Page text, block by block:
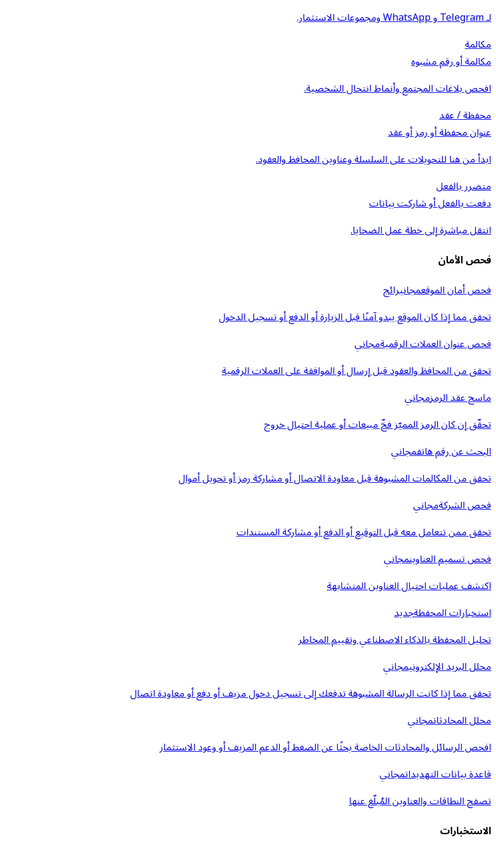
لـ Telegram و WhatsApp ومجموعات الاستثمار.
مكالمة
مكالمة أو رقم مشبوه
افحص بلاغات المجتمع وأنماط انتحال الشخصية.
محفظة / عقد
عنوان محفظة أو رمز أو عقد
ابدأ من هنا للتحويلات على السلسلة وعناوين المحافظ والعقود.
متضرر بالفعل
دفعت بالفعل أو شاركت بيانات
انتقل مباشرة إلى خطة عمل الضحايا.
فحص الأمان
فحص أمان الموقعمجانيرائج
تحقق مما إذا كان الموقع يبدو آمنًا قبل الزيارة أو الدفع أو تسجيل الدخول
فحص عنوان العملات الرقميةمجاني
تحقق من المحافظ والعقود قبل إرسال أو الموافقة على العملات الرقمية
ماسح عقد الرمزمجاني
تحقّق إن كان الرمز المميّز فخّ مبيعات أو عملية احتيال خروج
البحث عن رقم هاتفمجاني
تحقق من المكالمات المشبوهة قبل معاودة الاتصال أو مشاركة رمز أو تحويل أموال
فحص الشركةمجاني
تحقق ممن تتعامل معه قبل التوقيع أو الدفع أو مشاركة المستندات
فحص تسميم العناوينمجاني
اكتشف عمليات احتيال العناوين المتشابهة
استخبارات المحفظةجديد
تحليل المحفظة بالذكاء الاصطناعي وتقييم المخاطر
محلل البريد الإلكترونيمجاني
تحقق مما إذا كانت الرسالة المشبوهة تدفعك إلى تسجيل دخول مزيف أو دفع أو معاودة اتصال
محلل المحادثاتمجاني
افحص الرسائل والمحادثات الخاصة بحثًا عن الضغط أو الدعم المزيف أو وعود الاستثمار
قاعدة بيانات التهديداتمجاني
تصفح النطاقات والعناوين المُبلّغ عنها
الاستخبارات